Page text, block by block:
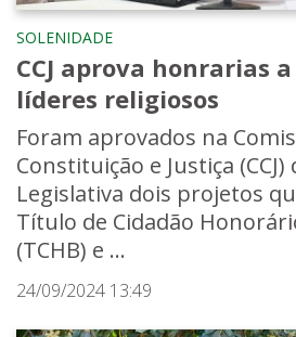
SOLENIDADE
CCJ aprova honrarias
líderes religiosos
Foram aprovados na
Constituição e Justiça (CCJ)
Legislativa dois projetos
Título de Cidadão
(TCHB) e ...
24/09/2024 13:49